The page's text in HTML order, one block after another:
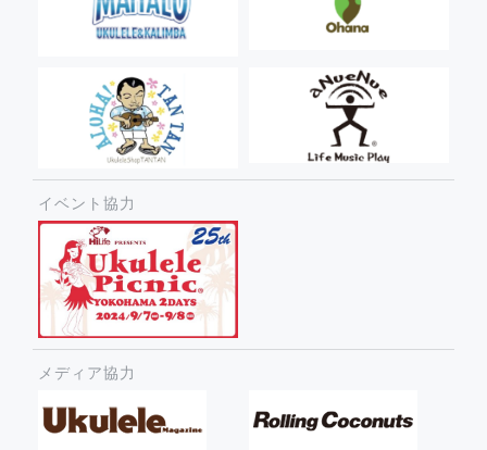
イベント協力
メディア協力